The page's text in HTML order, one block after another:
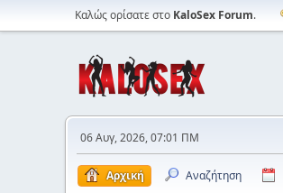
Καλώς ορίσατε στο KaloSex Forum.
06 Αυγ, 2026, 07:01 ΠΜ
Αρχική Αναζήτηση